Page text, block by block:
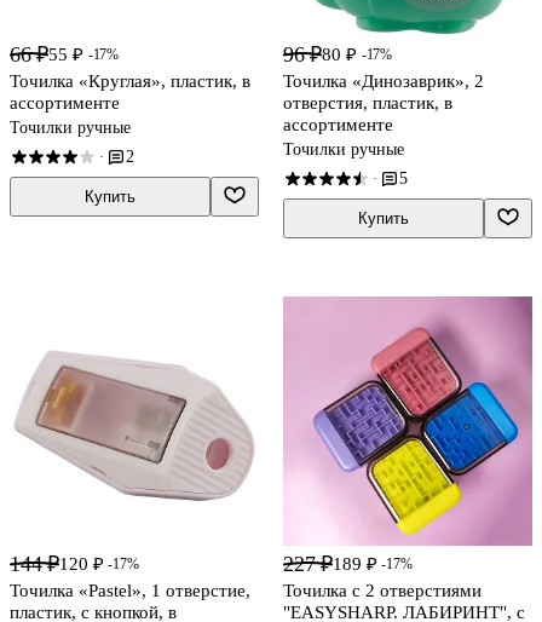
66 ₽55 ₽ -17%
Точилка «Круглая», пластик, в
ассортименте
Точилки ручные
· 2
Купить
96 ₽80 ₽ -17%
Точилка «Динозаврик», 2
отверстия, пластик, в
ассортименте
Точилки ручные
· 5
Купить
144 ₽120 ₽ -17%
Точилка «Pastel», 1 отверстие,
пластик, с кнопкой, в
227 ₽189 ₽ -17%
Точилка с 2 отверстиями
"EASYSHARP. ЛАБИРИНТ", с